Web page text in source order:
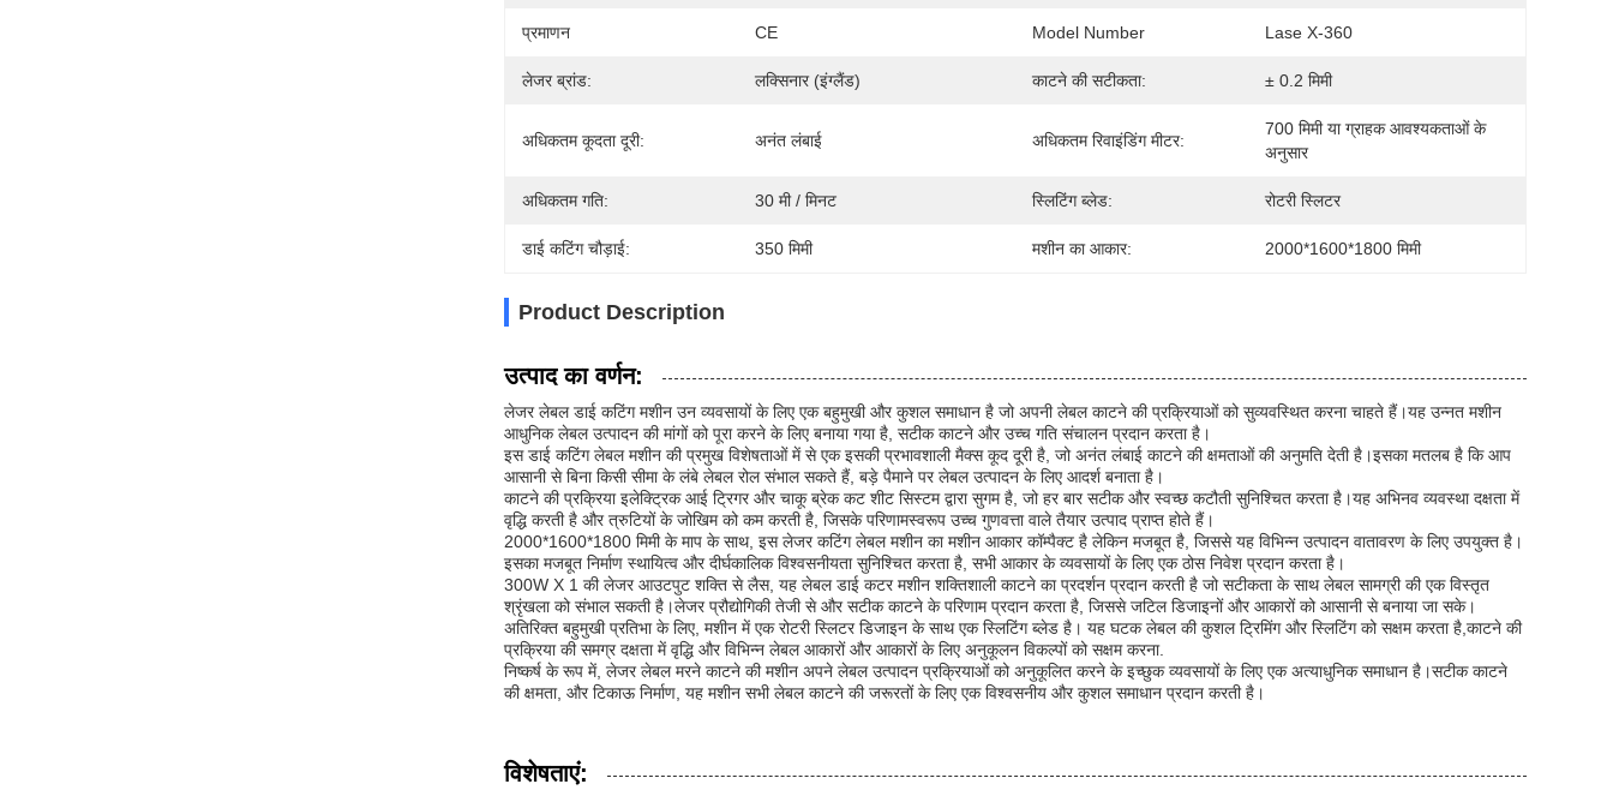
प्रमाणन CE Model Number Lase X-360
लेजर ब्रांड: लक्सिनार (इंग्लैंड) काटने की सटीकता: ± 0.2 मिमी
अधिकतम कूदता दूरी: अनंत लंबाई अधिकतम रिवाइंडिंग मीटर:
700 मिमी या ग्राहक आवश्यकताओं के
अनुसार
अधिकतम गति: 30 मी / मिनट स्लिटिंग ब्लेड: रोटरी स्लिटर
डाई कटिंग चौड़ाई: 350 मिमी मशीन का आकार: 2000*1600*1800 मिमी
Product Description
उत्पाद का वर्णन:
लेजर लेबल डाई कटिंग मशीन उन व्यवसायों के लिए एक बहुमुखी और कुशल समाधान है जो अपनी लेबल काटने की प्रक्रियाओं को सुव्यवस्थित करना चाहते हैं।यह उन्नत मशीन
आधुनिक लेबल उत्पादन की मांगों को पूरा करने के लिए बनाया गया है, सटीक काटने और उच्च गति संचालन प्रदान करता है।
इस डाई कटिंग लेबल मशीन की प्रमुख विशेषताओं में से एक इसकी प्रभावशाली मैक्स कूद दूरी है, जो अनंत लंबाई काटने की क्षमताओं की अनुमति देती है।इसका मतलब है कि आप
आसानी से बिना किसी सीमा के लंबे लेबल रोल संभाल सकते हैं, बड़े पैमाने पर लेबल उत्पादन के लिए आदर्श बनाता है।
काटने की प्रक्रिया इलेक्ट्रिक आई ट्रिगर और चाकू ब्रेक कट शीट सिस्टम द्वारा सुगम है, जो हर बार सटीक और स्वच्छ कटौती सुनिश्चित करता है।यह अभिनव व्यवस्था दक्षता में
वृद्धि करती है और त्रुटियों के जोखिम को कम करती है, जिसके परिणामस्वरूप उच्च गुणवत्ता वाले तैयार उत्पाद प्राप्त होते हैं।
2000*1600*1800 मिमी के माप के साथ, इस लेजर कटिंग लेबल मशीन का मशीन आकार कॉम्पैक्ट है लेकिन मजबूत है, जिससे यह विभिन्न उत्पादन वातावरण के लिए उपयुक्त है।
इसका मजबूत निर्माण स्थायित्व और दीर्घकालिक विश्वसनीयता सुनिश्चित करता है, सभी आकार के व्यवसायों के लिए एक ठोस निवेश प्रदान करता है।
300W X 1 की लेजर आउटपुट शक्ति से लैस, यह लेबल डाई कटर मशीन शक्तिशाली काटने का प्रदर्शन प्रदान करती है जो सटीकता के साथ लेबल सामग्री की एक विस्तृत
श्रृंखला को संभाल सकती है।लेजर प्रौद्योगिकी तेजी से और सटीक काटने के परिणाम प्रदान करता है, जिससे जटिल डिजाइनों और आकारों को आसानी से बनाया जा सके।
अतिरिक्त बहुमुखी प्रतिभा के लिए, मशीन में एक रोटरी स्लिटर डिजाइन के साथ एक स्लिटिंग ब्लेड है। यह घटक लेबल की कुशल ट्रिमिंग और स्लिटिंग को सक्षम करता है,काटने की
प्रक्रिया की समग्र दक्षता में वृद्धि और विभिन्न लेबल आकारों और आकारों के लिए अनुकूलन विकल्पों को सक्षम करना.
निष्कर्ष के रूप में, लेजर लेबल मरने काटने की मशीन अपने लेबल उत्पादन प्रक्रियाओं को अनुकूलित करने के इच्छुक व्यवसायों के लिए एक अत्याधुनिक समाधान है।सटीक काटने
की क्षमता, और टिकाऊ निर्माण, यह मशीन सभी लेबल काटने की जरूरतों के लिए एक विश्वसनीय और कुशल समाधान प्रदान करती है।
विशेषताएं: